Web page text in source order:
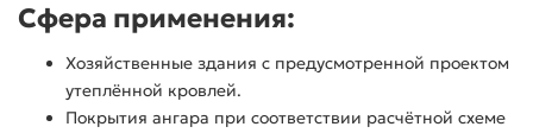
Сфера применения:
Хозяйственные здания с предусмотренной проектом
утеплённой кровлей.
Покрытия ангара при соответствии расчётной схеме